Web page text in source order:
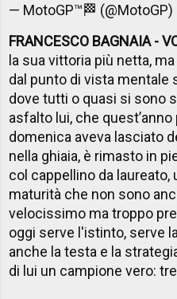
— MotoGP™🏁 (@MotoGP)
FRANCESCO BAGNAIA -
la sua vittoria più netta,
dal punto di vista mentale
dove tutti o quasi si sono
asfalto lui, che
domenica aveva lasciato
nella ghiaia, è rimasto in
col cappellino da laureato,
maturità che non sono
velocissimo ma troppo
oggi serve l'istinto, serve
anche la testa e la
di lui un campione vero: